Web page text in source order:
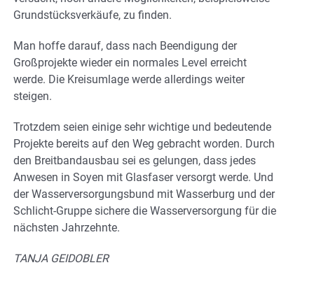
Grundstücksverkäufe, zu finden.
Man hoffe darauf, dass nach Beendigung der
Großprojekte wieder ein normales Level erreicht
werde. Die Kreisumlage werde allerdings weiter
steigen.
Trotzdem seien einige sehr wichtige und bedeutende
Projekte bereits auf den Weg gebracht worden. Durch
den Breitbandausbau sei es gelungen, dass jedes
Anwesen in Soyen mit Glasfaser versorgt werde. Und
der Wasserversorgungsbund mit Wasserburg und der
Schlicht-Gruppe sichere die Wasserversorgung für die
nächsten Jahrzehnte.
TANJA GEIDOBLER